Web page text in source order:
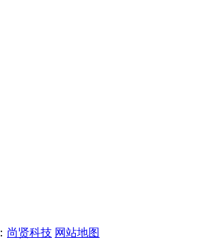
尚贤科技 网站地图